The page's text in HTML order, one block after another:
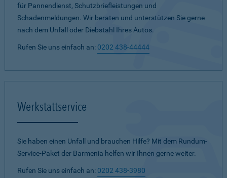
für Pannendienst, Schutzbriefleistungen und
Schadenmeldungen. Wir beraten und unterstützen Sie gerne
nach dem Unfall oder Diebstahl Ihres Autos.
Rufen Sie uns einfach an: 0202 438-44444
Werkstattservice
Sie haben einen Unfall und brauchen Hilfe? Mit dem Rundum-
Service-Paket der Barmenia helfen wir Ihnen gerne weiter.
Rufen Sie uns einfach an: 0202 438-3980